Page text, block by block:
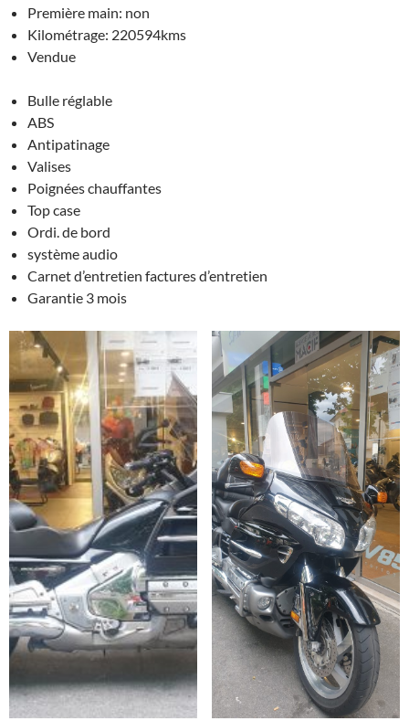
Première main: non
Kilométrage: 220594kms
Vendue
Bulle réglable
ABS
Antipatinage
Valises
Poignées chauffantes
Top case
Ordi. de bord
système audio
Carnet d’entretien factures d’entretien
Garantie 3 mois